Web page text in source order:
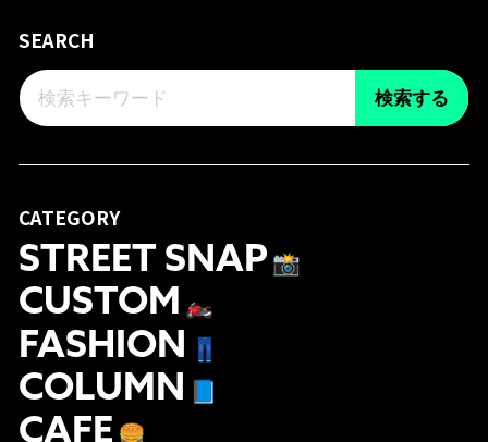
SEARCH
検索する
CATEGORY
STREET SNAP 📸
CUSTOM 🏍
FASHION 👖
COLUMN
CAFE 🍔